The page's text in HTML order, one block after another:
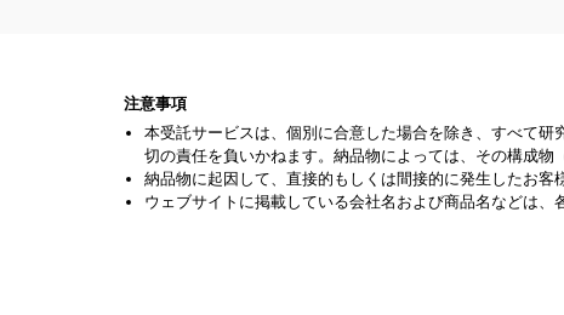
注意事項
本受託サービスは、個別に合意した場合を除き、すべて
切の責任を負いかねます。納品物によっては、その構成物
納品物に起因して、直接的もしくは間接的に発生したお客
ウェブサイトに掲載している会社名および商品名などは